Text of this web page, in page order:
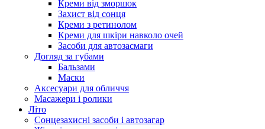
Креми від зморшок
Захист від сонця
Креми з ретинолом
Креми для шкіри навколо очей
Засоби для автозасмаги
Догляд за губами
Бальзами
Маски
Аксесуари для обличчя
Масажери і ролики
Літо
Сонцезахисні засоби і автозагар